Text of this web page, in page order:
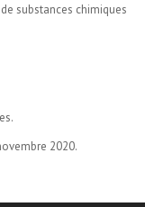
substances chimiques
2020.